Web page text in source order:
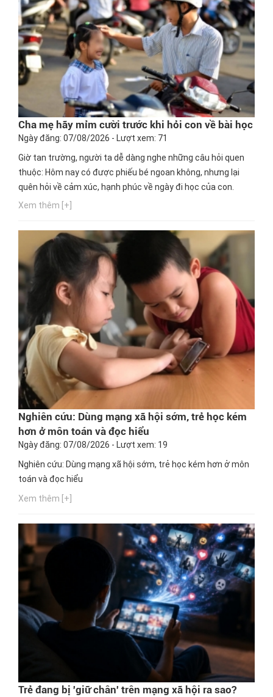
Cha mẹ hãy mỉm cười trước khi hỏi con về bài học
Ngày đăng: 07/08/2026 - Lượt xem: 71
Giờ tan trường, người ta dễ dàng nghe những câu hỏi quen
thuộc: Hôm nay có được phiếu bé ngoan không, nhưng lại
quên hỏi về cảm xúc, hạnh phúc về ngày đi học của con.
Xem thêm [+]
Nghiên cứu: Dùng mạng xã hội sớm, trẻ học kém
hơn ở môn toán và đọc hiểu
Ngày đăng: 07/08/2026 - Lượt xem: 19
Nghiên cứu: Dùng mạng xã hội sớm, trẻ học kém hơn ở môn
toán và đọc hiểu
Xem thêm [+]
Trẻ đang bị 'giữ chân' trên mạng xã hội ra sao?